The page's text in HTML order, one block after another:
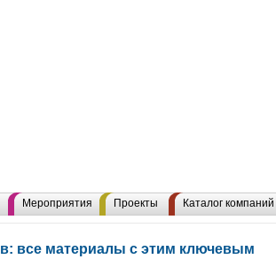
Мероприятия Проекты Каталог компаний
все материалы с этим ключевым